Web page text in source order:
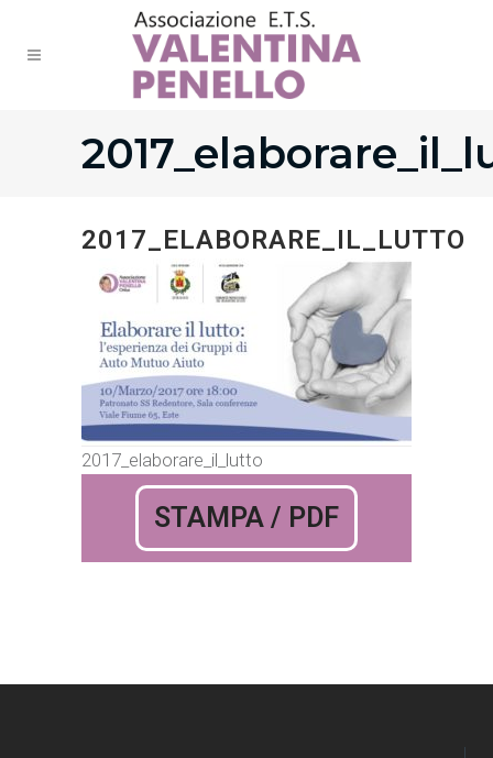
2017_ELABORARE_IL_LUTTO
2017_elaborare_il_lutto
STAMPA / PDF